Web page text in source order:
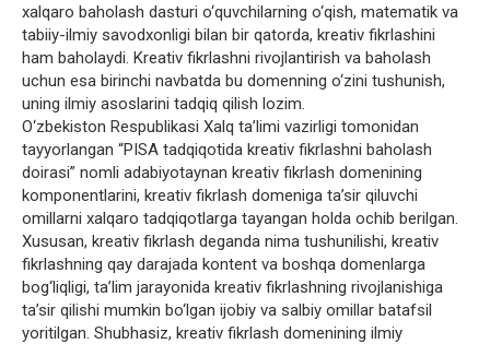
xalqaro baholash dasturi o‘quvchilarning o‘qish, matematik va
tabiiy-ilmiy savodxonligi bilan bir qatorda, kreativ fikrlashini
ham baholaydi. Kreativ fikrlashni rivojlantirish va baholash
uchun esa birinchi navbatda bu domenning o‘zini tushunish,
uning ilmiy asoslarini tadqiq qilish lozim.
O‘zbekiston Respublikasi Xalq ta’limi vazirligi tomonidan
tayyorlangan “PISA tadqiqotida kreativ fikrlashni baholash
doirasi” nomli adabiyotaynan kreativ fikrlash domenining
komponentlarini, kreativ fikrlash domeniga ta’sir qiluvchi
omillarni xalqaro tadqiqotlarga tayangan holda ochib berilgan.
Xususan, kreativ fikrlash deganda nima tushunilishi, kreativ
fikrlashning qay darajada kontent va boshqa domenlarga
bog‘liqligi, ta’lim jarayonida kreativ fikrlashning rivojlanishiga
ta’sir qilishi mumkin bo‘lgan ijobiy va salbiy omillar batafsil
yoritilgan. Shubhasiz, kreativ fikrlash domenining ilmiy